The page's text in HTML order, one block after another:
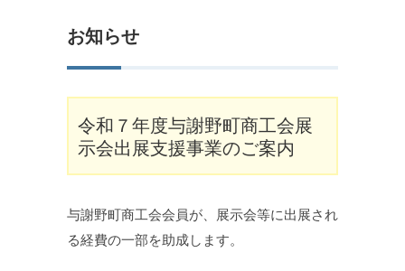
お知らせ
令和７年度与謝野町商工会展
示会出展支援事業のご案内
与謝野町商工会会員が、展示会等に出展され
る経費の一部を助成します。